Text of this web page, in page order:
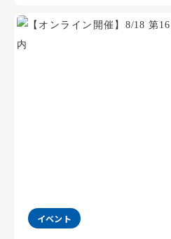
イベント